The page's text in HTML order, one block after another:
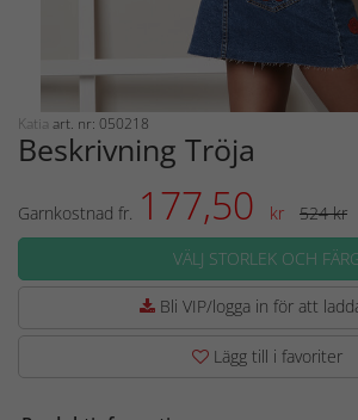
Katia art. nr: 050218
Beskrivning Tröja
Garnkostnad fr. 177,50 kr
524 kr
VÄLJ STORLEK OCH
Bli VIP/logga in för att
Lägg till i favoriter